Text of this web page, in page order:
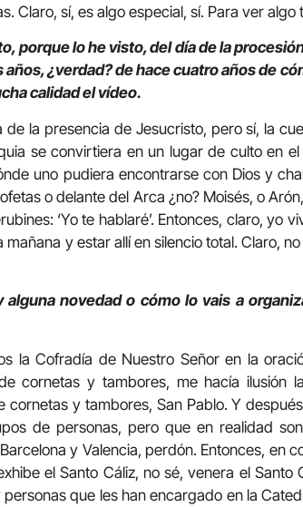
Claro, sí, es algo especial, sí. Para ver algo
porque lo he visto, del día de la
¿verdad? de hace cuatro años de
calidad el vídeo.
de la presencia de Jesucristo, pero sí, la
se convirtiera en un lugar de culto en
uno pudiera encontrarse con Dios y
o delante del Arca ¿no? Moisés, o
‘Yo te hablaré’. Entonces, claro, yo
y estar allí en silencio total. Claro,
novedad o cómo lo vais a
la Cofradía de Nuestro Señor en la
cornetas y tambores, me hacía ilusión
y tambores, San Pablo. Y
de personas, pero que en realidad
y Valencia, perdón. Entonces, en
el Santo Cáliz, no sé, venera el Santo
que les han encargado en la